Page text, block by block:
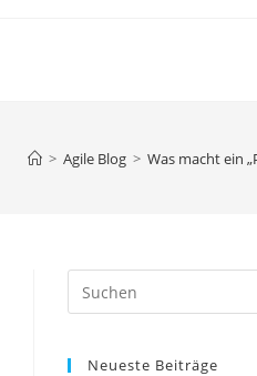
> Agile Blog > Was macht ein
Neueste Beiträge